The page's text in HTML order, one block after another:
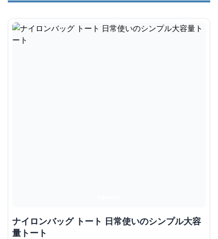
ナイロンバッグ トート 日常使いのシンプル大容
量トート